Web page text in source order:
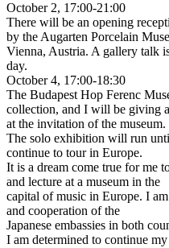
October 2, 17:00-21:00
There will be an opening
by the Augarten Porcelain
Vienna, Austria. A gallery talk
day.
October 4, 17:00-18:30
The Budapest Hop Ferenc
collection, and I will be giving
at the invitation of the museum.
The solo exhibition will run
continue to tour in Europe.
It is a dream come true for me
and lecture at a museum in the
capital of music in Europe. I
and cooperation of the
Japanese embassies in both
I am determined to continue